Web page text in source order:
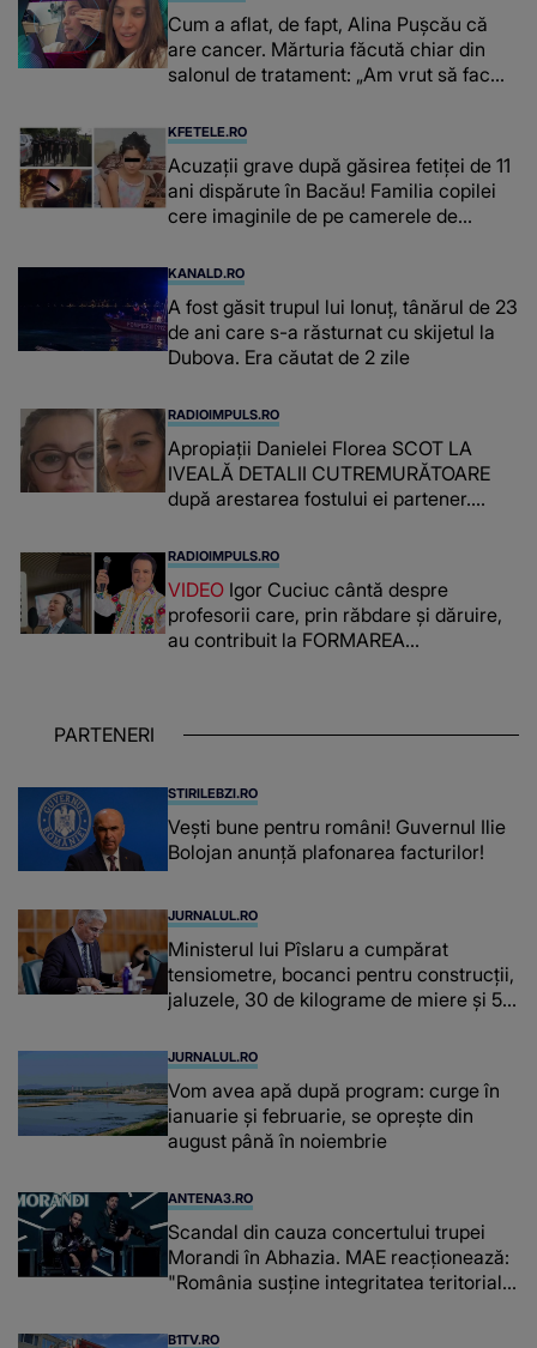
Cum a aflat, de fapt, Alina Pușcău că
are cancer. Mărturia făcută chiar din
salonul de tratament: „Am vrut să fac
înțepe sânul”
KFETELE.RO
Acuzații grave după găsirea fetiței de 11
ani dispărute în Bacău! Familia copilei
cere imaginile de pe camerele de
mea...”
KANALD.RO
A fost găsit trupul lui Ionuț, tânărul de 23
de ani care s-a răsturnat cu skijetul la
Dubova. Era căutat de 2 zile
RADIOIMPULS.RO
Apropiații Danielei Florea SCOT LA
IVEALĂ DETALII CUTREMURĂTOARE
după arestarea fostului ei partener.
românca ucisă în Italia și ascunsă în
lada unui pat: " Îmi pare rău că nu am
reușit să fac mai mult pentru ea și..."
RADIOIMPULS.RO
VIDEO Igor Cuciuc cântă despre
profesorii care, prin răbdare și dăruire,
au contribuit la FORMAREA
chiar și după trecerea anilor: "De
PARTENERI
STIRILEBZI.RO
Vești bune pentru români! Guvernul Ilie
Bolojan anunță plafonarea facturilor!
JURNALUL.RO
Ministerul lui Pîslaru a cumpărat
tensiometre, bocanci pentru construcții,
jaluzele, 30 de kilograme de miere și 50
JURNALUL.RO
Vom avea apă după program: curge în
ianuarie și februarie, se oprește din
august până în noiembrie
ANTENA3.RO
Scandal din cauza concertului trupei
Morandi în Abhazia. MAE reacționează:
"România susține integritatea teritorială
B1TV.RO